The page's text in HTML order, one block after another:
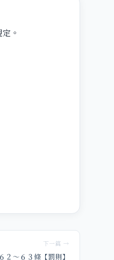
。
下一篇 →
２～６３條【罰則】